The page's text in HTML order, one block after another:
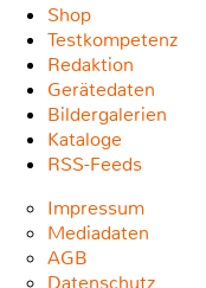
Shop
Testkompetenz
Redaktion
Gerätedaten
Bildergalerien
Kataloge
RSS-Feeds
Impressum
Mediadaten
AGB
Datenschutz